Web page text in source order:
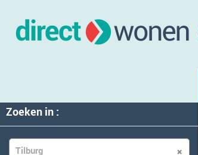
Zoeken in :